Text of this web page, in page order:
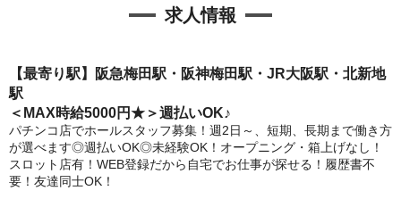
求人情報
【最寄り駅】阪急梅田駅・阪神梅田駅・JR大阪駅・北新地
駅
＜MAX時給5000円★＞週払いOK♪
パチンコ店でホールスタッフ募集！週2日～、短期、長期まで働き方
が選べます◎週払いOK◎未経験OK！オープニング・箱上げなし！
スロット店有！WEB登録だから自宅でお仕事が探せる！履歴書不
要！友達同士OK！